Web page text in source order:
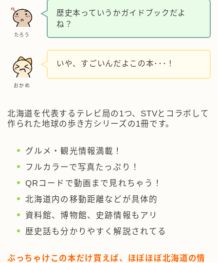
たろう
歴史本っていうかガイドブックだよ
ね？
おかめ
いや、すごいんだよこの本･･･！
北海道を代表するテレビ局の1つ、STVとコラボして
作られた地球の歩き方シリーズの1冊です。
グルメ・観光情報満載！
フルカラーで写真たっぷり！
QRコードで動画まで見れちゃう！
北海道内の移動距離などが具体的
資料館、博物館、史跡情報もアリ
歴史話も分かりやすく解説されてる
ぶっちゃけこの本だけ買えば、ほぼほぼ北海道の情